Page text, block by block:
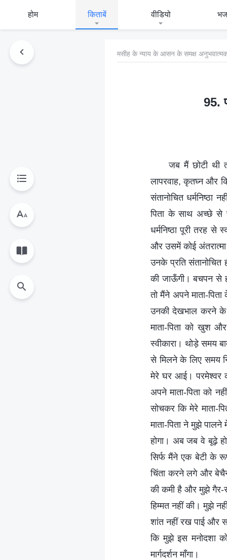
होम किताबें वीडियो
मसीह के न्याय के आसन के समक्ष
95.
जब मैं छोटी थी
लापरवाह, कृतघ्न और
संतानोचित धर्मनिष्ठा
पिता के साथ अच्छे से
धर्मनिष्ठा पूरी तरह
और उसमें कोई
उनके प्रति संतानोचित
की जाऊँगी। बचपन से
तो मैंने अपने माता-
उनकी देखभाल करने के
माता-पिता को खुश
स्वीकारा। थोड़े समय
से मिलने के लिए समय
मेरे घर आई। परमेश्वर
अपने माता-पिता को
सोचकर कि मेरे माता-
माता-पिता ने मुझे
होगा। अब जब वे बूढ़े
सिर्फ मैंने एक बेटी के
चिंता करने लगे और बेचैन
की कमी है और मुझे गैर-
हिम्मत नहीं की। मुझे
शांत नहीं रख पाई और
कि मुझे इस मनोदशा
मार्गदर्शन माँगा।